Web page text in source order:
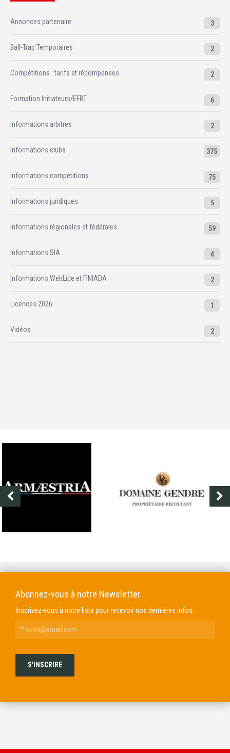
Annonces partenaire 3
Ball-Trap Temporaires 2
Compétitions : tarifs et récompenses 2
Formation Initiateurs/EFBT 6
Informations arbitres 2
Informations clubs 375
Informations compétitions 75
Informations juridiques 5
Informations régionales et fédérales 59
Informations SIA 4
Informations WebLice et FINIADA 2
Licences 2026 1
Vidéos 2
Abonnez-vous à notre Newsletter
Inscrivez-vous à notre liste pour recevoir nos dernières infos.